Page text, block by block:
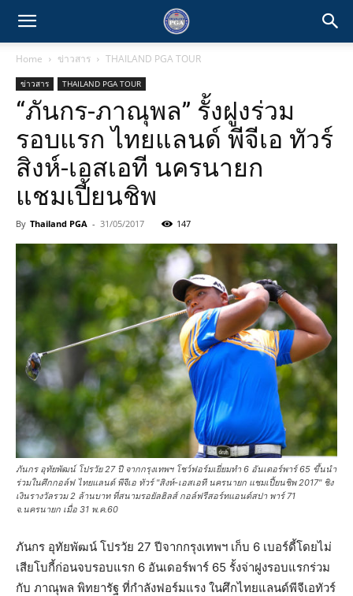
Home ข่าวสาร THAILAND PGA TOUR
ข่าวสาร THAILAND PGA TOUR
“ภันกร-ภาณุพล” รั้งฝูงร่วม
รอบแรก ไทยแลนด์ พีจีเอ ทัวร์
สิงห์-เอสเอที นครนายก
แชมเปี้ยนชิพ
By Thailand PGA - 31/05/2017 147
ภันกร อุทัยพัฒน์ โปรวัย 27 ปี จากกรุงเทพฯ โชว์ฟอร์มเยี่ยมทำ 6 อันเดอร์พาร์ 65 ขึ้นนำ
ร่วมในศึกกอล์ฟ ไทยแลนด์ พีจีเอ ทัวร์ "สิงห์-เอสเอที นครนายก แชมเปี้ยนชิพ 2017" ชิง
เงินรางวัลรวม 2 ล้านบาท ที่สนามรอยัลฮิลส์ กอล์ฟรีสอร์ทแอนด์สปา พาร์ 71
จ.นครนายก เมื่อ 31 พ.ค.60
ภันกร อุทัยพัฒน์ โปรวัย 27 ปีจากกรุงเทพฯ เก็บ 6 เบอร์ดี้โดยไม่
เสียโบกี้ก่อนจบรอบแรก 6 อันเดอร์พาร์ 65 รั้งจ่าฝูงรอบแรกร่วม
กับ ภาณุพล พิทยารัฐ ที่กำลังฟอร์มแรง ในศึกไทยแลนด์พีจีเอทัวร์